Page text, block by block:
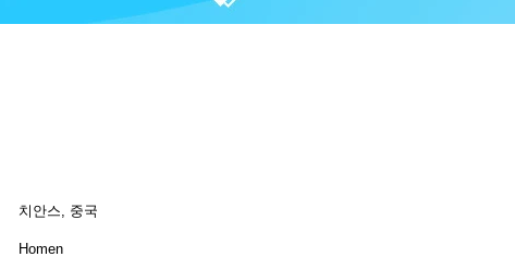
치안스, 중국
Homen